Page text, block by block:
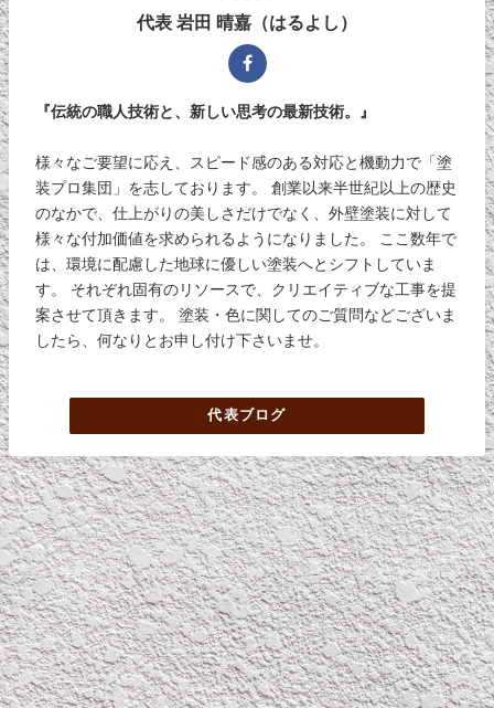
代表 岩田 晴嘉（はるよし）
『伝統の職人技術と、新しい思考の最新技術。』
様々なご要望に応え、スピード感のある対応と機動力で「塗
装プロ集団」を志しております。 創業以来半世紀以上の歴史
のなかで、仕上がりの美しさだけでなく、外壁塗装に対して
様々な付加価値を求められるようになりました。 ここ数年で
は、環境に配慮した地球に優しい塗装へとシフトしていま
す。 それぞれ固有のリソースで、クリエイティブな工事を提
案させて頂きます。 塗装・色に関してのご質問などございま
したら、何なりとお申し付け下さいませ。
代表ブログ